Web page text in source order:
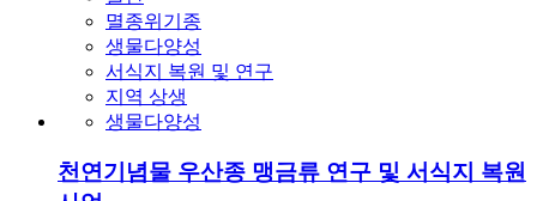
천연기념물 우산종 맹금류 연구 및 서식지 복원
사업
울산
멸종위기종
생물다양성
서식지 복원 및 연구